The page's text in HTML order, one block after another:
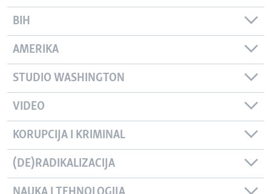
BIH
AMERIKA
STUDIO WASHINGTON
VIDEO
KORUPCIJA I KRIMINAL
(DE)RADIKALIZACIJA